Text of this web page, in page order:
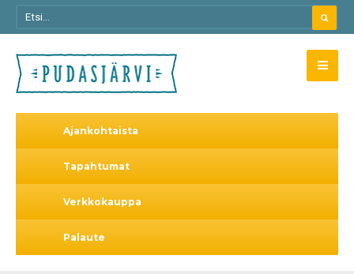
Ajankohtaista
Tapahtumat
Verkkokauppa
Palaute